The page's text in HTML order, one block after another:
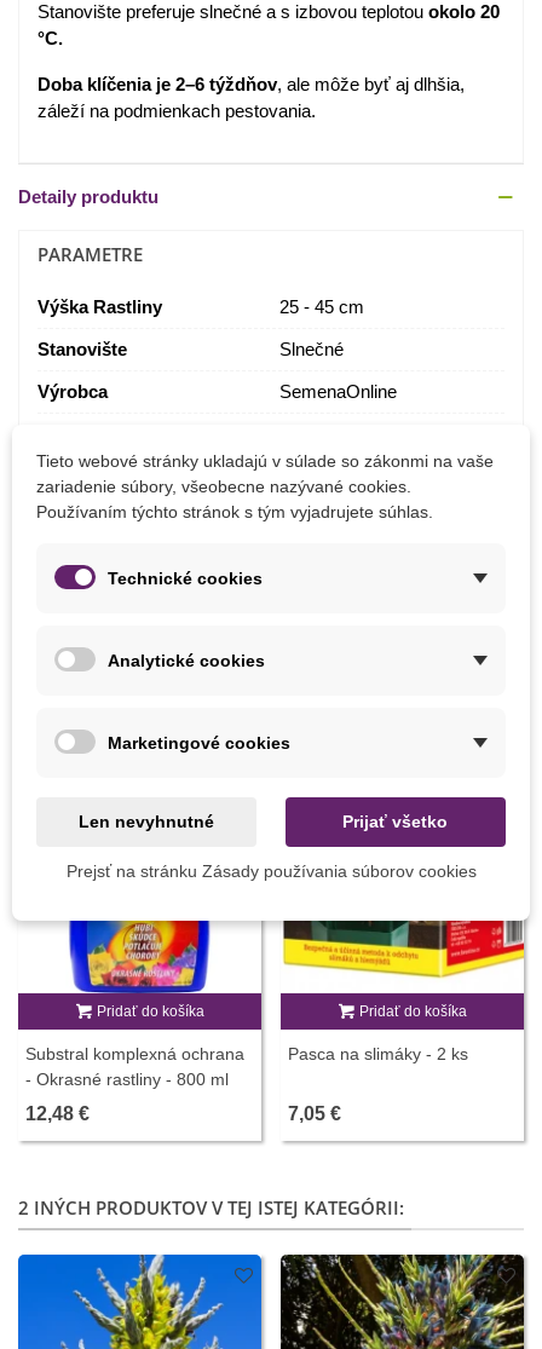
Stanovište preferuje slnečné a s izbovou teplotou okolo 20
°C.
Doba klíčenia je 2–6 týždňov, ale môže byť aj dlhšia,
záleží na podmienkach pestovania.
Detaily produktu
PARAMETRE
Výška Rastliny 25 - 45 cm
Stanovište Slnečné
Výrobca SemenaOnline
V nádobe
Odroda Nehybridné
Vegetačné Obdobie
MOHLI BYSTE EŠTE POTREBOVAŤ
Pridať do košíka
Substral komplexná ochrana
- Okrasné rastliny - 800 ml
12,48 €
Pridať do košíka
Pasca na slimáky - 2 ks
7,05 €
2 INÝCH PRODUKTOV V TEJ ISTEJ KATEGÓRII:
Tieto webové stránky ukladajú v súlade so zákonmi na vaše
zariadenie súbory, všeobecne nazývané cookies.
Používaním týchto stránok s tým vyjadrujete súhlas.
Technické cookies
Analytické cookies
Marketingové cookies
Len nevyhnutné Prijať všetko
Prejsť na stránku Zásady používania súborov cookies